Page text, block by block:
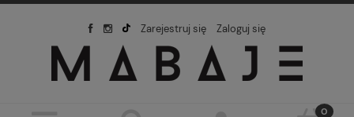
Zarejestruj się Zaloguj się